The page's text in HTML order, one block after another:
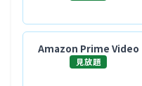
Amazon Prime Video
見放題